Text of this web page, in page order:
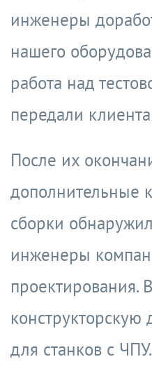
инженеры
нашего
работа над
передали
После их
дополнительные
сборки
инженеры
проектирования.
для станков с ЧПУ.